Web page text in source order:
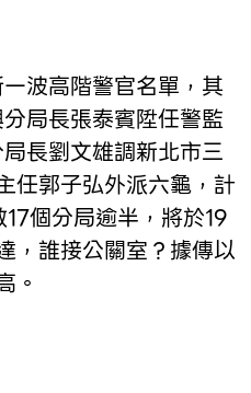
局長張泰賓陞任警監
長劉文雄調新北市三
任郭子弘外派六龜，計
個分局逾半，將於19
，誰接公關室？據傳以
。